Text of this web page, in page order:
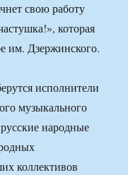
свою работу
которая
им. Дзержинского.
исполнители
музыкального
народные
коллективов